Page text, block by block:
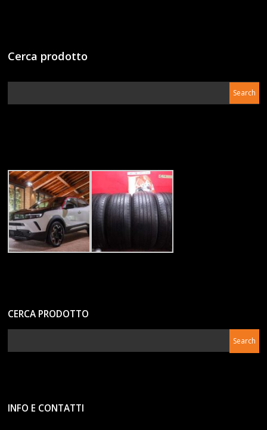
Cerca prodotto
CERCA PRODOTTO
INFO E CONTATTI